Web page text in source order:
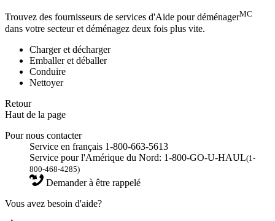
Trouvez des fournisseurs de services d'Aide pour déménagerMC
dans votre secteur et déménagez deux fois plus vite.
Charger et décharger
Emballer et déballer
Conduire
Nettoyer
Retour
Haut de la page
Pour nous contacter
Service en français 1-800-663-5613
Service pour l'Amérique du Nord: 1-800-GO-U-HAUL(1-
800-468-4285)
Demander à être rappelé
Vous avez besoin d'aide?